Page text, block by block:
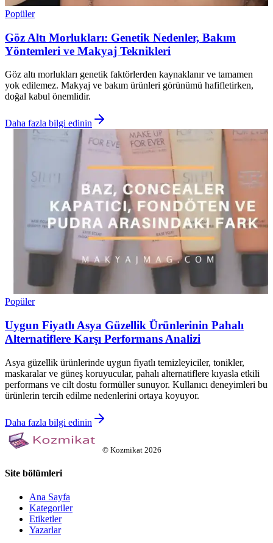
Popüler
Göz Altı Morlukları: Genetik Nedenler, Bakım
Yöntemleri ve Makyaj Teknikleri
Göz altı morlukları genetik faktörlerden kaynaklanır ve tamamen
yok edilemez. Makyaj ve bakım ürünleri görünümü hafifletirken,
doğal kabul önemlidir.
Daha fazla bilgi edinin
Popüler
Uygun Fiyatlı Asya Güzellik Ürünlerinin Pahalı
Alternatiflere Karşı Performans Analizi
Asya güzellik ürünlerinde uygun fiyatlı temizleyiciler, tonikler,
maskaralar ve güneş koruyucular, pahalı alternatiflere kıyasla etkili
performans ve cilt dostu formüller sunuyor. Kullanıcı deneyimleri bu
ürünlerin tercih edilme nedenlerini ortaya koyuyor.
Daha fazla bilgi edinin
© Kozmikat 2026
Site bölümleri
Ana Sayfa
Kategoriler
Etiketler
Yazarlar